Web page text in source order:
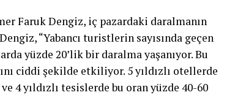
Faruk Dengiz, iç pazardaki daralmanın
“Yabancı turistlerin sayısında geçen
yüzde 20’lik bir daralma yaşanıyor. Bu
ciddi şekilde etkiliyor. 5 yıldızlı otellerde
4 yıldızlı tesislerde bu oran yüzde 40-60